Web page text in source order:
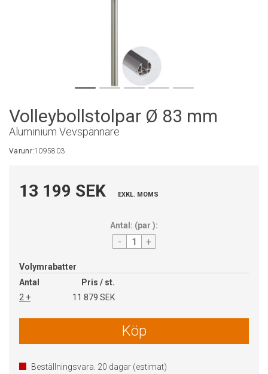
Volleybollstolpar Ø 83 mm
Aluminium Vevspännare
Varunr:1095803
13 199 SEK EXKL. MOMS
Antal: (par ):
- +
Volymrabatter
Antal
Pris / st.
2 +
11 879 SEK
Köp
Beställningsvara. 20 dagar (estimat)